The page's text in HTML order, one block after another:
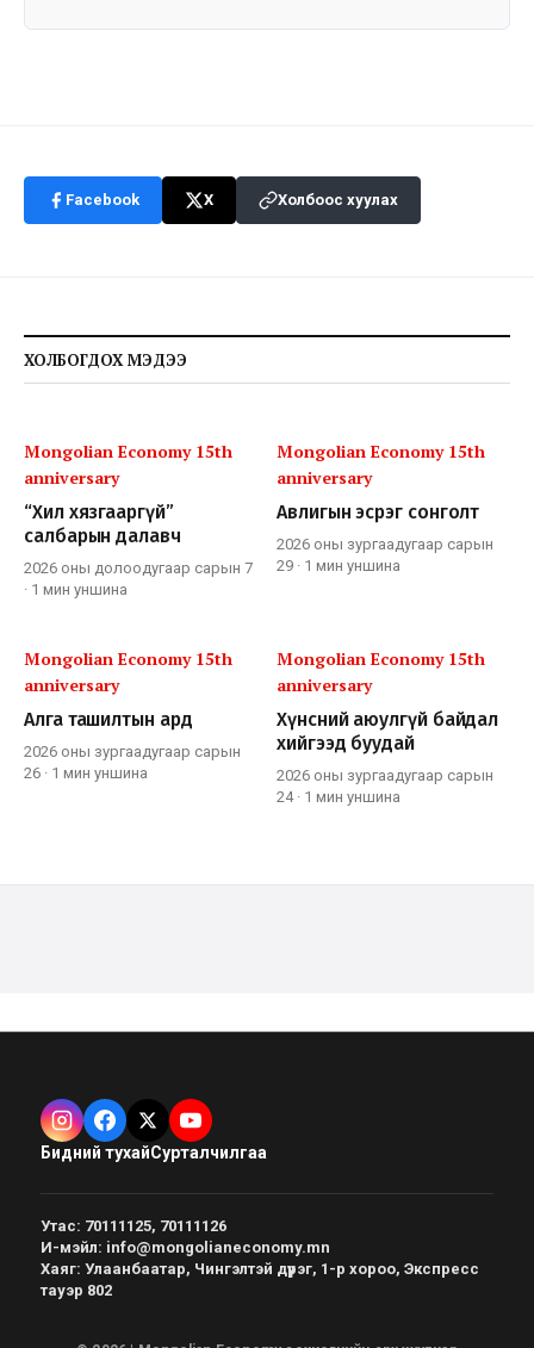
Facebook X Холбоос хуулах
ХОЛБОГДОХ МЭДЭЭ
Mongolian Economy 15th
anniversary
“Хил хязгааргүй”
салбарын далавч
2026 оны долоодугаар сарын 7
· 1 мин уншина
Mongolian Economy 15th
anniversary
Авлигын эсрэг сонголт
2026 оны зургаадугаар сарын
29 · 1 мин уншина
Mongolian Economy 15th
anniversary
Алга ташилтын ард
2026 оны зургаадугаар сарын
26 · 1 мин уншина
Mongolian Economy 15th
anniversary
Хүнсний аюулгүй байдал
хийгээд буудай
2026 оны зургаадугаар сарын
24· 1 мин уншина
Бидний тухайСурталчилгаа
Утас: 70111125, 70111126
И-мэйл: info@mongolianeconomy.mn
Хаяг: Улаанбаатар, Чингэлтэй дүүрэг, 1-р хороо, Экспресс
тауэр 802